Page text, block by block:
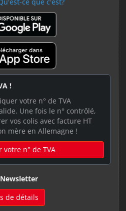
!
votre n° de TVA
Une fois le n° contrôlé,
vos colis avec facture HT
mère en Allemagne !
n° de TVA
de détails